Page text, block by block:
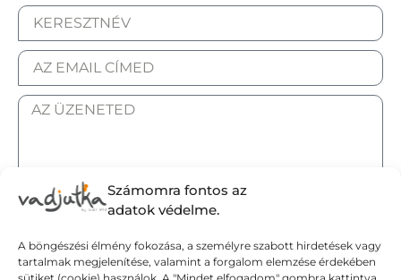
Számomra fontos az
adatok védelme.
A böngészési élmény fokozása, a személyre szabott hirdetések vagy
tartalmak megjelenítése, valamint a forgalom elemzése érdekében
ELFOGADOM AZ ADATKEZELÉSI TÁJÉKOZTATÓT.
Elküldöm